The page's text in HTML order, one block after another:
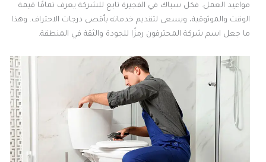
مواعيد العمل. فكل سباك في الفجيرة تابع للشركة يعرف تمامًا قيمة
الوقت والموثوقية، ويسعى لتقديم خدماته بأقصى درجات الاحتراف. وهذا
ما جعل اسم شركة المحترفون رمزًا للجودة والثقة في المنطقة.